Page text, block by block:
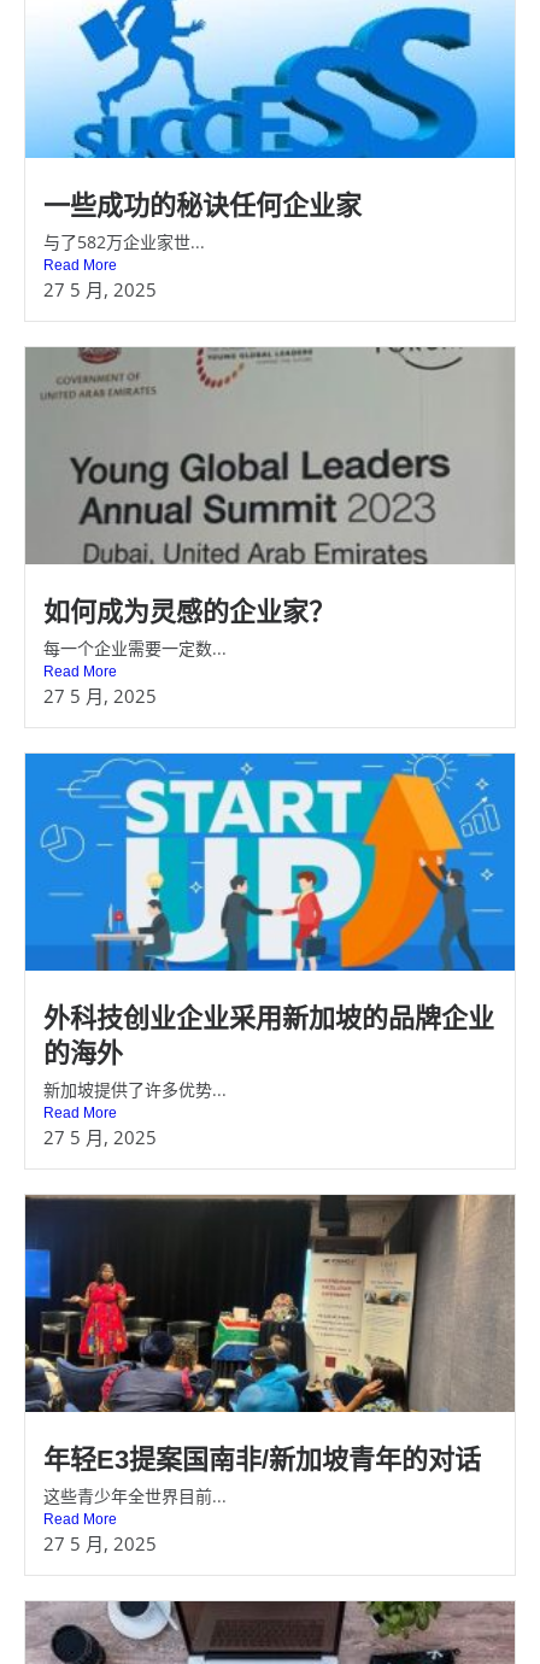
一些成功的秘诀任何企业家
与了582万企业家世...
Read More
27 5 月, 2025
如何成为灵感的企业家？
每一个企业需要一定数...
Read More
27 5 月, 2025
外科技创业企业采用新加坡的品牌企业
的海外
新加坡提供了许多优势...
Read More
27 5 月, 2025
年轻E3提案国南非/新加坡青年的对话
这些青少年全世界目前...
Read More
27 5 月, 2025